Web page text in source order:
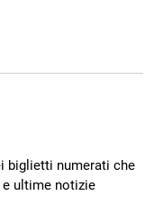
biglietti numerati che
e ultime notizie